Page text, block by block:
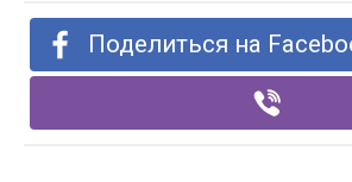
Поделиться на